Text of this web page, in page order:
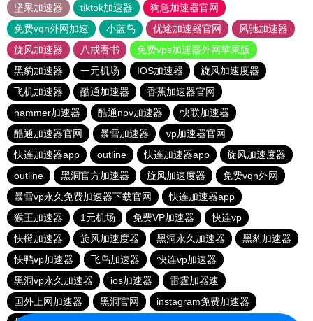
坚果加速器
tiktok加速器
狗急加速器官网
免费vqn外网加速
小蓝鸟 优途加速器官网
风驰加速器
旋风加速器
八戒看书
免费vps加速器外网苹果版
黑豹加速器
一元机场 IOS加速器
旋风加速度器
飞机加速器
酷通加速器
香蕉加速器官网
hammer加速器
酷通npv加速器
快联加速器
酷通加速器官网
暴雪加速器
vp加速器官网
快连加速器app
outline 快连加速器app
旋风加速度器
outline
黑洞官方加速器 旋风加速度器
免费vqn外网
暴雪vp永久免费加速器下载官网
快连加速器app
猴王加速器
1元机场 免费VP加速器
快连vp
快橙加速器
旋风加速度器 黑洞永久加速器
黑豹加速器
快鸭vp加速器
飞鸟加速器
快连vp加速器
黑洞vp永久加速器
ios加速器
雷霆加器速
国外上网加速器
黑洞官网
instagram免费加速器